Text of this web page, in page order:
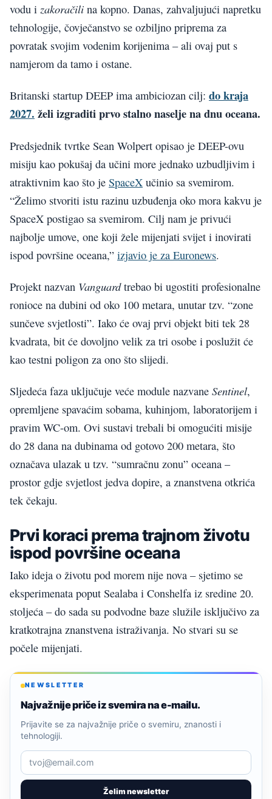
vodu i zakoračili na kopno. Danas, zahvaljujući napretku
tehnologije, čovječanstvo se ozbiljno priprema za
povratak svojim vodenim korijenima – ali ovaj put s
namjerom da tamo i ostane.
Britanski startup DEEP ima ambiciozan cilj: do kraja
2027. želi izgraditi prvo stalno naselje na dnu oceana.
Predsjednik tvrtke Sean Wolpert opisao je DEEP-ovu
misiju kao pokušaj da učini more jednako uzbudljivim i
atraktivnim kao što je SpaceX učinio sa svemirom.
“Želimo stvoriti istu razinu uzbuđenja oko mora kakvu je
SpaceX postigao sa svemirom. Cilj nam je privući
najbolje umove, one koji žele mijenjati svijet i inovirati
ispod površine oceana,” izjavio je za Euronews.
Projekt nazvan Vanguardtrebao bi ugostiti profesionalne
ronioce na dubini od oko 100 metara, unutar tzv. “zone
sunčeve svjetlosti”. Iako će ovaj prvi objekt biti tek 28
kvadrata, bit će dovoljno velik za tri osobe i poslužit će
kao testni poligon za ono što slijedi.
Sljedeća faza uključuje veće module nazvane Sentinel,
opremljene spavaćim sobama, kuhinjom, laboratorijem i
pravim WC-om. Ovi sustavi trebali bi omogućiti misije
do 28 dana na dubinama od gotovo 200 metara, što
označava ulazak u tzv. “sumračnu zonu” oceana –
prostor gdje svjetlost jedva dopire, a znanstvena otkrića
tek čekaju.
Prvi koraci prema trajnom životu
ispod površine oceana
Iako ideja o životu pod morem nije nova – sjetimo se
eksperimenata poput Sealaba i Conshelfa iz sredine 20.
stoljeća – do sada su podvodne baze služile isključivo za
kratkotrajna znanstvena istraživanja. No stvari su se
počele mijenjati.
NEWSLETTER
Najvažnije priče iz svemira na e-mailu.
Želim newsletter
Prijavite se za najvažnije priče o svemiru, znanosti i
tehnologiji.